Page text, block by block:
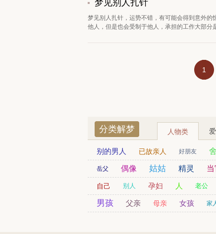
梦见别人扎针
梦见别人扎针，运势不错，有可能会得到意外
他人，但是也会受制于他人，承担的工作大部分
1
分类解梦 人物类
别的男人 已故亲人 好朋友
已婚女人 劫匪 财神爷 司
岳父 偶像 姑姑 精灵 当
黑人 贵人 日本人 残疾人
自己 别人 孕妇 人 老公
同学 男友 同事
男孩 父亲 母亲 女孩 家